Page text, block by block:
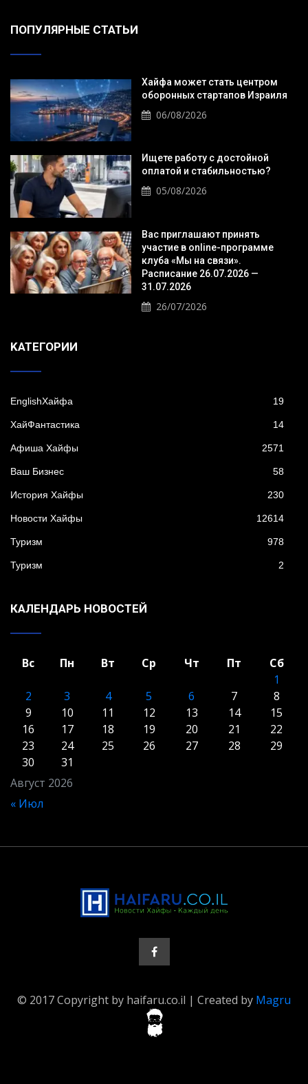
ПОПУЛЯРНЫЕ СТАТЬИ
Хайфа может стать центром
оборонных стартапов Израиля
06/08/2026
Ищете работу с достойной
оплатой и стабильностью?
05/08/2026
Вас приглашают принять
участие в online-программе
клуба «Мы на связи».
Расписание 26.07.2026 —
31.07.2026
26/07/2026
KАТЕГОРИИ
EnglishХайфа 19
XайФантастика 14
Афиша Хайфы 2571
Ваш Бизнес 58
История Хайфы 230
Новости Хайфы 12614
Туризм 978
Туризм 2
КАЛЕНДАРЬ НОВОСТЕЙ
Август 2026
Вс Пн Вт Ср Чт Пт
Сб
1
2
3 4 5 6 7
8
9
10 11 12 13 14
15
16
17 18 19 20 21
22
23
24 25 26 27 28
29
30
31
« Июл
© 2017 Copyright by haifaru.co.il | Created by Magru